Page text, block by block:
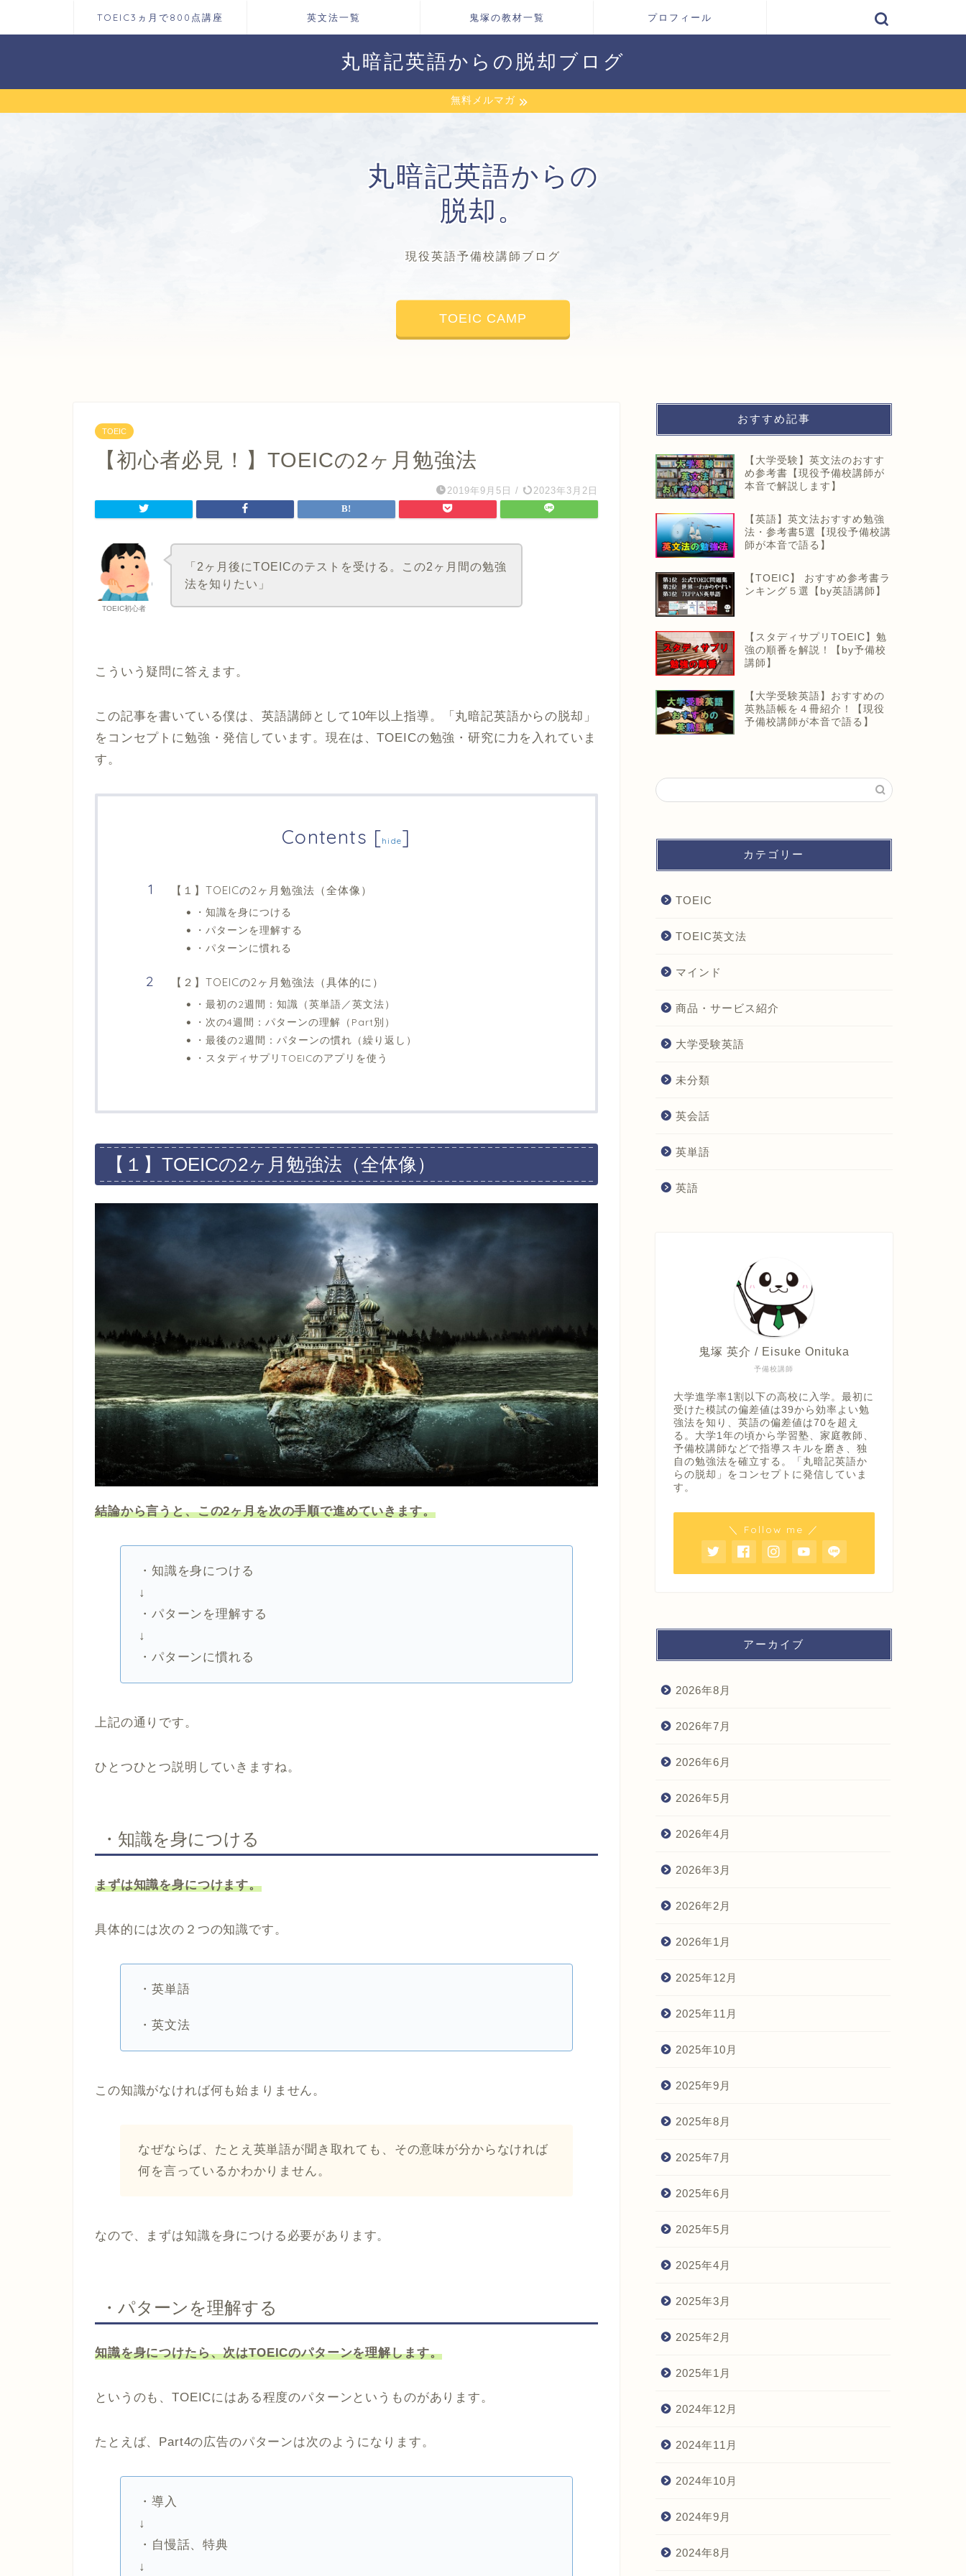
TOEIC3ヵ月で800点講座 英文法一覧 鬼塚の教材一覧 プロフィール
丸暗記英語からの脱却ブログ
無料メルマガ
丸暗記英語からの
脱却。
現役英語予備校講師ブログ
TOEIC CAMP
TOEIC
【初心者必見！】TOEICの2ヶ月勉強法
2019年9月5日 / 2023年3月2日
TOEIC初心者
「2ヶ月後にTOEICのテストを受ける。この2ヶ月間の勉強
法を知りたい」
こういう疑問に答えます。
この記事を書いている僕は、英語講師として10年以上指導。「丸暗記英語からの脱却」
をコンセプトに勉強・発信しています。現在は、TOEICの勉強・研究に力を入れていま
す。
Contents [hide]
【１】TOEICの2ヶ月勉強法（全体像）
・知識を身につける
・パターンを理解する
・パターンに慣れる
【２】TOEICの2ヶ月勉強法（具体的に）
・最初の2週間：知識（英単語／英文法）
・次の4週間：パターンの理解（Part別）
・最後の2週間：パターンの慣れ（繰り返し）
・スタディサプリTOEICのアプリを使う
【１】TOEICの2ヶ月勉強法（全体像）
結論から言うと、この2ヶ月を次の手順で進めていきます。
・知識を身につける
↓
・パターンを理解する
↓
・パターンに慣れる
上記の通りです。
ひとつひとつ説明していきますね。
・知識を身につける
まずは知識を身につけます。
具体的には次の２つの知識です。
・英単語
・英文法
この知識がなければ何も始まりません。
なぜならば、たとえ英単語が聞き取れても、その意味が分からなければ
何を言っているかわかりません。
なので、まずは知識を身につける必要があります。
・パターンを理解する
知識を身につけたら、次はTOEICのパターンを理解します。
というのも、TOEICにはある程度のパターンというものがあります。
たとえば、Part4の広告のパターンは次のようになります。
・導入
↓
・自慢話、特典
↓
おすすめ記事
【大学受験】英文法のおすす
め参考書【現役予備校講師が
本音で解説します】
【英語】英文法おすすめ勉強
法・参考書5選【現役予備校講
師が本音で語る】
【TOEIC】 おすすめ参考書ラ
ンキング５選【by英語講師】
【スタディサプリTOEIC】勉
強の順番を解説！【by予備校
講師】
【大学受験英語】おすすめの
英熟語帳を４冊紹介！【現役
予備校講師が本音で語る】
カテゴリー
TOEIC
TOEIC英文法
マインド
商品・サービス紹介
大学受験英語
未分類
英会話
英単語
英語
予備校講師
鬼塚 英介 / Eisuke Onituka
大学進学率1割以下の高校に入学。最初に
受けた模試の偏差値は39から効率よい勉
強法を知り、英語の偏差値は70を超え
る。大学1年の頃から学習塾、家庭教師、
予備校講師などで指導スキルを磨き、独
自の勉強法を確立する。「丸暗記英語か
らの脱却」をコンセプトに発信していま
す。
＼ Follow me ／
アーカイブ
2026年8月
2026年7月
2026年6月
2026年5月
2026年4月
2026年3月
2026年2月
2026年1月
2025年12月
2025年11月
2025年10月
2025年9月
2025年8月
2025年7月
2025年6月
2025年5月
2025年4月
2025年3月
2025年2月
2025年1月
2024年12月
2024年11月
2024年10月
2024年9月
2024年8月